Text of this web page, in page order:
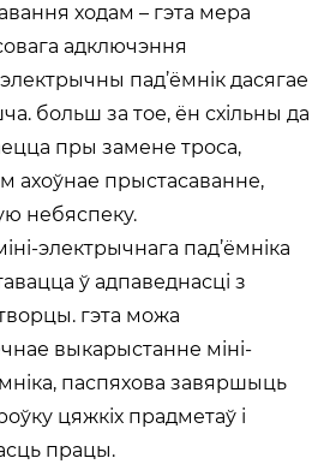
ходам – гэта мера
адключэння
электрычны пад’ёмнік дасягае
больш за тое, ён схільны да
пры замене троса,
ахоўнае прыстасаванне,
небяспеку.
электрычнага пад’ёмніка
ў адпаведнасці з
гэта можа
выкарыстанне міні-
паспяхова завяршыць
цяжкіх прадметаў і
працы.